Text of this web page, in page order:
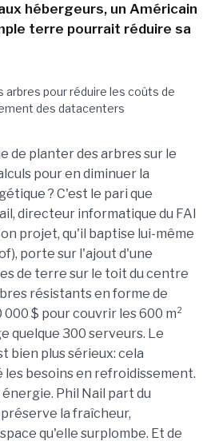
hébergeurs, un Américain
terre pourrait réduire sa
de planter des arbres sur le
pour en diminuer la
? C'est le pari que
directeur informatique du FAI
projet, qu'il baptise lui-même
porte sur l'ajout d'une
de terre sur le toit du centre
résistants en forme de
000 $ pour couvrir les 600 m²
quelque 300 serveurs. Le
bien plus sérieux: cela
besoins en refroidissement.
Phil Nail part du
la fraîcheur,
qu'elle surplombe. Et de